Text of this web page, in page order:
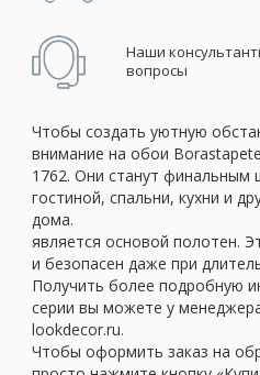
Наши
вопросы
Чтобы создать уютную
внимание на обои
1762. Они станут финальным
гостиной, спальни, кухни и
дома.
является основой полотен.
и безопасен даже при
Получить более подробную
серии вы можете у
lookdecor.ru.
Чтобы оформить заказ на